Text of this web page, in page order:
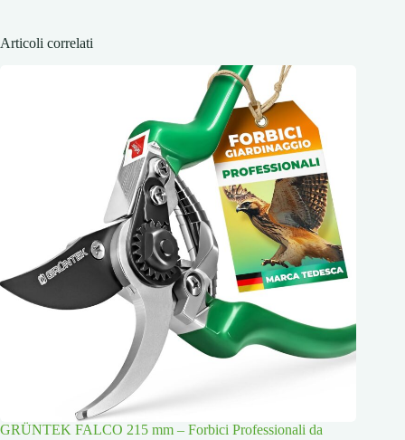
Articoli correlati
GRÜNTEK FALCO 215 mm – Forbici Professionali da